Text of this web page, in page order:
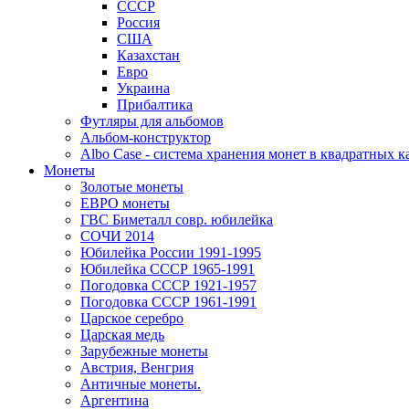
СССР
Россия
США
Казахстан
Евро
Украина
Прибалтика
Футляры для альбомов
Альбом-конструктор
Albo Case - система хранения монет в квадратных
Монеты
Золотые монеты
ЕВРО монеты
ГВС Биметалл совр. юбилейка
СОЧИ 2014
Юбилейка России 1991-1995
Юбилейка СССР 1965-1991
Погодовка СССР 1921-1957
Погодовка СССР 1961-1991
Царское серебро
Царская медь
Зарубежные монеты
Австрия, Венгрия
Античные монеты.
Аргентина